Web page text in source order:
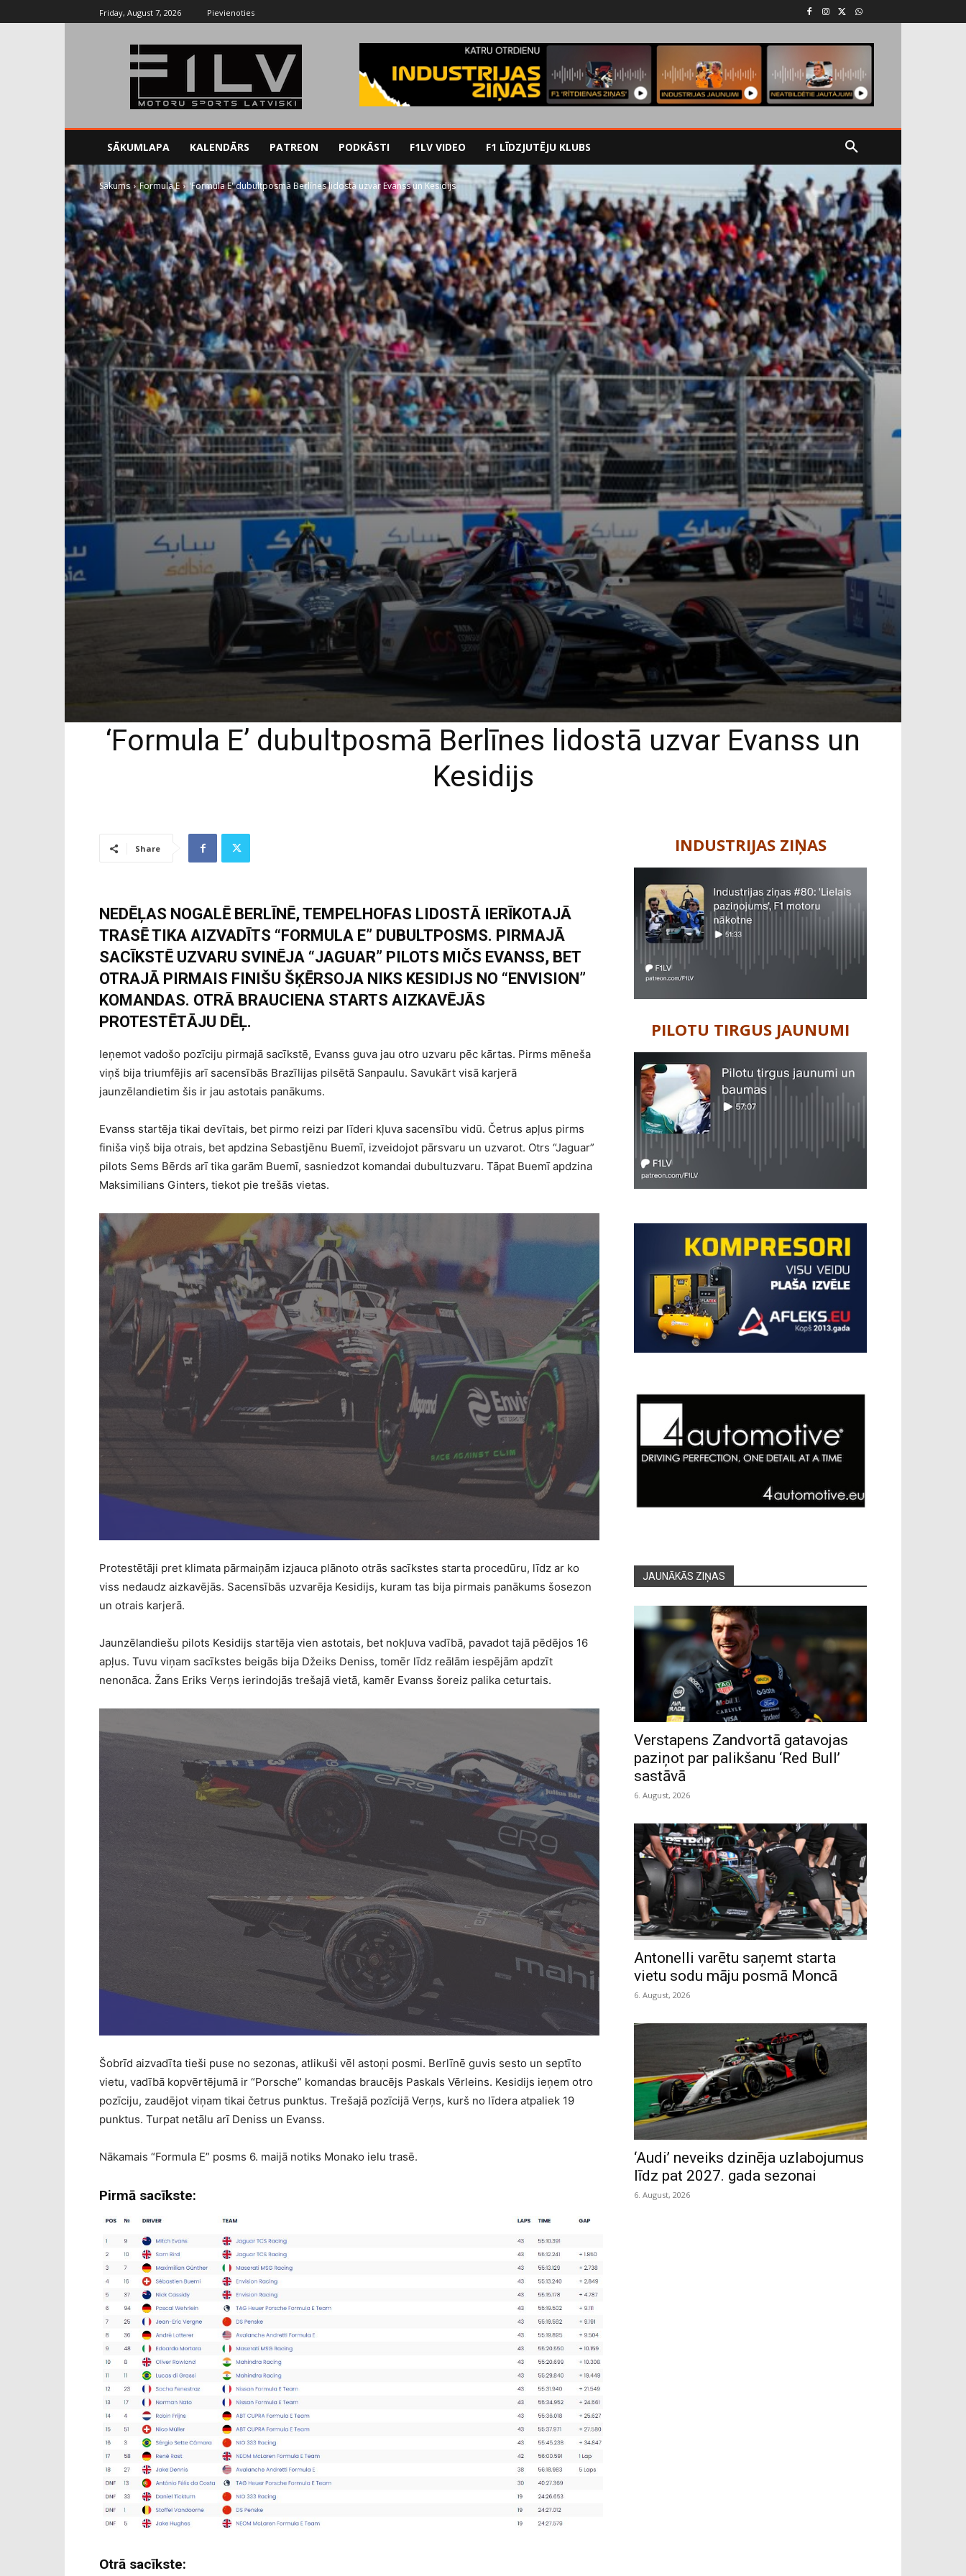
Friday, August 7, 2026 Pievienoties
SĀKUMLAPA KALENDĀRS PATREON PODKĀSTI F1LV VIDEO F1 LĪDZJUTĒJU KLUBS
Sākums Formula E 'Formula E' dubultposmā Berlīnes lidostā uzvar Evanss un Kesidijs
‘Formula E’ dubultposmā Berlīnes lidostā uzvar Evanss un
Kesidijs
Share
NEDĒĻAS NOGALĒ BERLĪNĒ, TEMPELHOFAS LIDOSTĀ IERĪKOTAJĀ
TRASĒ TIKA AIZVADĪTS “FORMULA E” DUBULTPOSMS. PIRMAJĀ
SACĪKSTĒ UZVARU SVINĒJA “JAGUAR” PILOTS MIČS EVANSS, BET
OTRAJĀ PIRMAIS FINIŠU ŠĶĒRSOJA NIKS KESIDIJS NO “ENVISION”
KOMANDAS. OTRĀ BRAUCIENA STARTS AIZKAVĒJĀS
PROTESTĒTĀJU DĒĻ.
Ieņemot vadošo pozīciju pirmajā sacīkstē, Evanss guva jau otro uzvaru pēc kārtas. Pirms mēneša
viņš bija triumfējis arī sacensībās Brazīlijas pilsētā Sanpaulu. Savukārt visā karjerā
jaunzēlandietim šis ir jau astotais panākums.
Evanss startēja tikai devītais, bet pirmo reizi par līderi kļuva sacensību vidū. Četrus apļus pirms
finiša viņš bija otrais, bet apdzina Sebastjēnu Buemī, izveidojot pārsvaru un uzvarot. Otrs “Jaguar”
pilots Sems Bērds arī tika garām Buemī, sasniedzot komandai dubultuzvaru. Tāpat Buemī apdzina
Maksimilians Ginters, tiekot pie trešās vietas.
Protestētāji pret klimata pārmaiņām izjauca plānoto otrās sacīkstes starta procedūru, līdz ar ko
viss nedaudz aizkavējās. Sacensībās uzvarēja Kesidijs, kuram tas bija pirmais panākums šosezon
un otrais karjerā.
Jaunzēlandiešu pilots Kesidijs startēja vien astotais, bet nokļuva vadībā, pavadot tajā pēdējos 16
apļus. Tuvu viņam sacīkstes beigās bija Džeiks Deniss, tomēr līdz reālām iespējām apdzīt
nenonāca. Žans Eriks Verņs ierindojās trešajā vietā, kamēr Evanss šoreiz palika ceturtais.
Šobrīd aizvadīta tieši puse no sezonas, atlikuši vēl astoņi posmi. Berlīnē guvis sesto un septīto
vietu, vadībā kopvērtējumā ir “Porsche” komandas braucējs Paskals Vērleins. Kesidijs ieņem otro
pozīciju, zaudējot viņam tikai četrus punktus. Trešajā pozīcijā Verņs, kurš no līdera atpaliek 19
punktus. Turpat netālu arī Deniss un Evanss.
Nākamais “Formula E” posms 6. maijā notiks Monako ielu trasē.
Pirmā sacīkste:
Otrā sacīkste:
INDUSTRIJAS ZIŅAS
PILOTU TIRGUS JAUNUMI
JAUNĀKĀS ZIŅAS
Verstapens Zandvortā gatavojas
paziņot par palikšanu ‘Red Bull’
sastāvā
6. August, 2026
Antonelli varētu saņemt starta
vietu sodu māju posmā Moncā
6. August, 2026
‘Audi’ neveiks dzinēja uzlabojumus
līdz pat 2027. gada sezonai
6. August, 2026